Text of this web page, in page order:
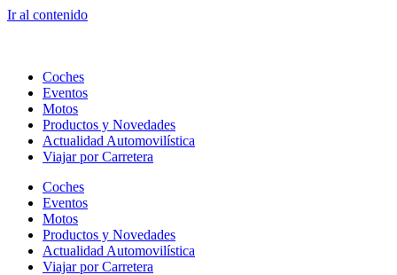
Ir al contenido
Coches
Eventos
Motos
Productos y Novedades
Actualidad Automovilística
Viajar por Carretera
Coches
Eventos
Motos
Productos y Novedades
Actualidad Automovilística
Viajar por Carretera